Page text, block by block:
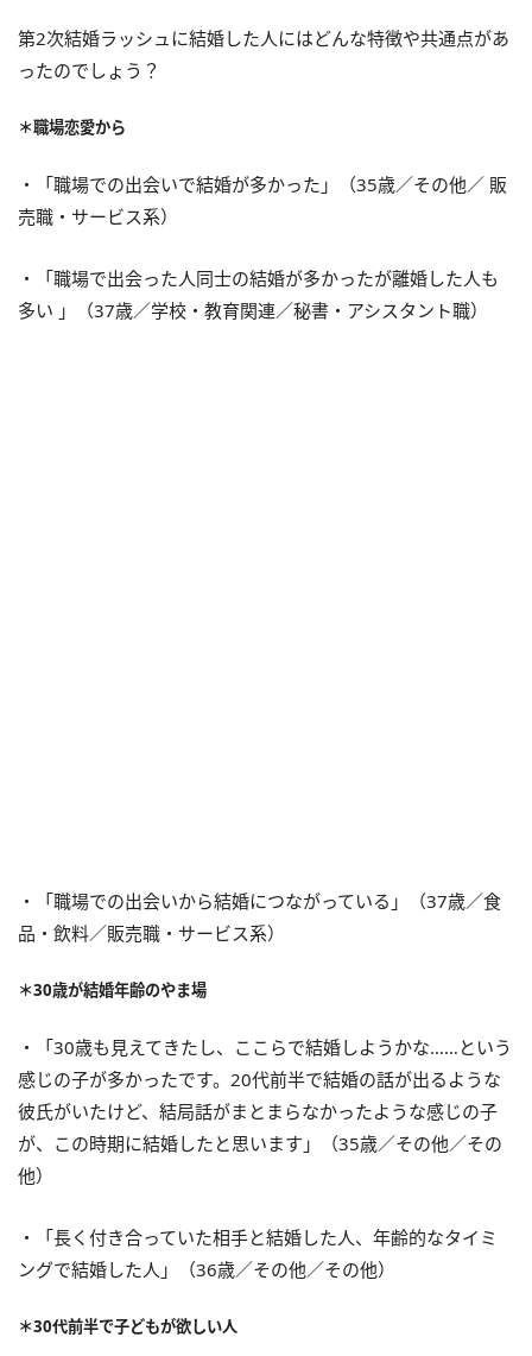
第2次結婚ラッシュに結婚した人にはどんな特徴や共通点があ
ったのでしょう？
＊職場恋愛から
・「職場での出会いで結婚が多かった」（35歳／その他／ 販
売職・サービス系）
・「職場で出会った人同士の結婚が多かったが離婚した人も
多い 」（37歳／学校・教育関連／秘書・アシスタント職）
・「職場での出会いから結婚につながっている」（37歳／食
品・飲料／販売職・サービス系）
＊30歳が結婚年齢のやま場
・「30歳も見えてきたし、ここらで結婚しようかな……という
感じの子が多かったです。20代前半で結婚の話が出るような
彼氏がいたけど、結局話がまとまらなかったような感じの子
が、この時期に結婚したと思います」（35歳／その他／その
他）
・「長く付き合っていた相手と結婚した人、年齢的なタイミ
ングで結婚した人」（36歳／その他／その他）
＊30代前半で子どもが欲しい人